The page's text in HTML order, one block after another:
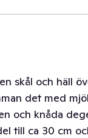
skål och häll
det med
och knåda
till ca 30 cm